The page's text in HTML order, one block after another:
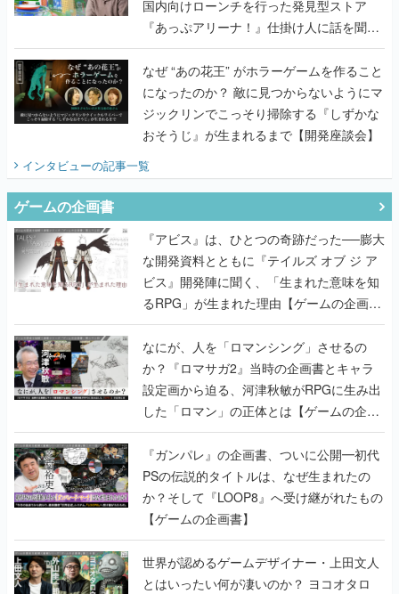
国内向けローンチを行った発見型ストア
『あっぷアリーナ！』仕掛け人に話を聞い
てみた
なぜ “あの花王” がホラーゲームを作ること
になったのか？ 敵に見つからないようにマ
ジックリンでこっそり掃除する『しずかな
おそうじ』が生まれるまで【開発座談会】
インタビューの記事一覧
ゲームの企画書
『アビス』は、ひとつの奇跡だった──膨大
な開発資料とともに『テイルズ オブ ジ ア
ビス』開発陣に聞く、「生まれた意味を知
るRPG」が生まれた理由【ゲームの企画
書】
なにが、人を「ロマンシング」させるの
か？『ロマサガ2』当時の企画書とキャラ
設定画から迫る、河津秋敏がRPGに生み出
した「ロマン」の正体とは【ゲームの企画
書】
『ガンパレ』の企画書、ついに公開━初代
PSの伝説的タイトルは、なぜ生まれたの
か？そして『LOOP8』へ受け継がれたもの
【ゲームの企画書】
世界が認めるゲームデザイナー・上田文人
とはいったい何が凄いのか？ ヨコオタロ